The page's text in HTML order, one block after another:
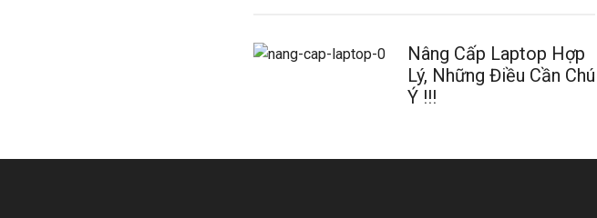
Nâng Cấp Laptop Hợp
Lý, Những Điều Cần Chú
Ý !!!